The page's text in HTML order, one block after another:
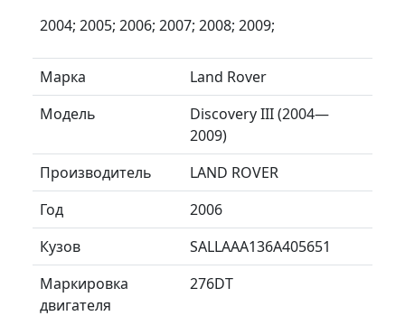
2004; 2005; 2006; 2007; 2008; 2009;
Марка
Land Rover
Модель
Discovery III (2004—
2009)
Производитель
LAND ROVER
Год
2006
Кузов
SALLAAA136A405651
Маркировка
двигателя
276DT